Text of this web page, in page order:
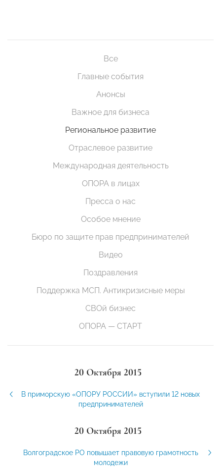
Все
Главные события
Анонсы
Важное для бизнеса
Региональное развитие
Отраслевое развитие
Международная деятельность
ОПОРА в лицах
Пресса о нас
Особое мнение
Бюро по защите прав предпринимателей
Видео
Поздравления
Поддержка МСП. Антикризисные меры
СВОй бизнес
ОПОРА — СТАРТ
20 Октября 2015
В приморскую «ОПОРУ РОССИИ» вступили 12 новых
предпринимателей
20 Октября 2015
Волгоградское РО повышает правовую грамотность
молодежи